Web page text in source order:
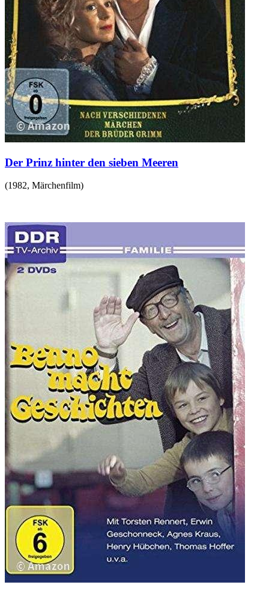
Der Prinz hinter den sieben Meeren
(1982, Märchenfilm)